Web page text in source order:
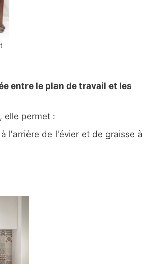
entre le plan de travail et les
elle permet :
l'arrière de l'évier et de graisse à